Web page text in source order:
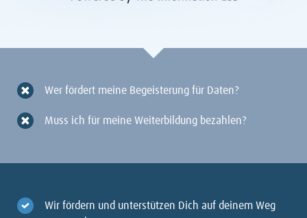
Wer fördert meine Begeisterung für Daten?
Muss ich für meine Weiterbildung bezahlen?
Wir fördern und unterstützen Dich auf deinem Weg